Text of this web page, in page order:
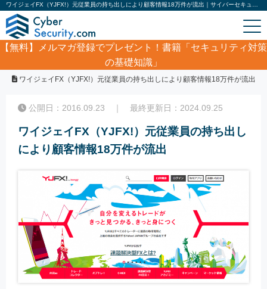
【無料】
メルマガ登録でプレゼント！書籍「セキュリティ対策
の基礎知識」
ワイジェイFX（YJFX!）元従業員の持ち出しにより顧客情報18万件が流出
公開日：2016.09.23 ｜ 最終更新日：2024.09.25
ワイジェイFX（YJFX!）元従業員の持ち出し
により顧客情報18万件が流出